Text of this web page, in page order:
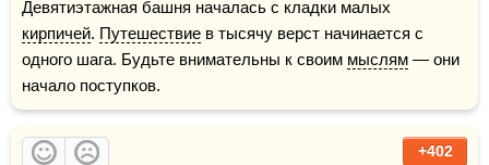
кирпичей. Путешествие в тысячу верст начинается с
одного шага. Будьте внимательны к своим мыслям — они
начало поступков.
+402